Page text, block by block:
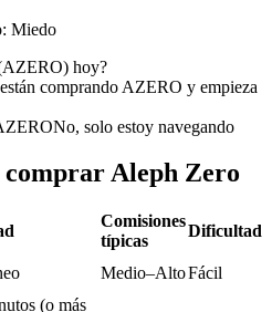
como garantía
: Miedo
hoy?
comprando AZERO y empieza
No, solo estoy navegando
Aleph Zero
Comisiones
típicas
Dificultad
Medio–AltoFácil
(o más